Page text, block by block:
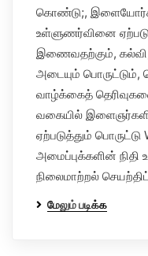
கொண்டு;,
உள்ளுணர்வினை
இணைவதற்கும், கல்வி,
அடையும் பொருட்டும்,
வாழ்க்கைத்
வகையில்
ஏற்படுத்தும் பொருட்டு
அமைப்புக்களின்
நிலைமாற்றல்
மேலும் படிக்க